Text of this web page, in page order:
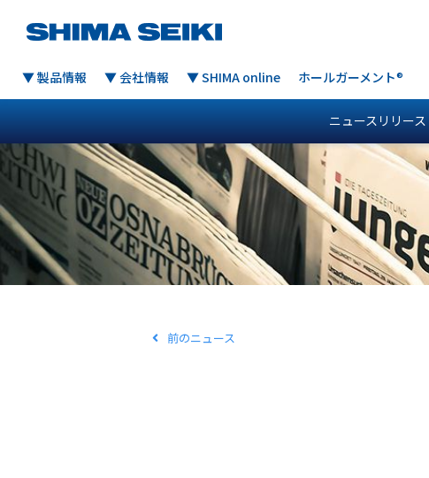
ニュースリリース
▼ 製品情報 ▼ 会社情報 ▼ SHIMA online ホールガーメント®
前のニュース